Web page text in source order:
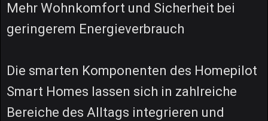
Mehr Wohnkomfort und Sicherheit bei
geringerem Energieverbrauch
Die smarten Komponenten des Homepilot
Smart Homes lassen sich in zahlreiche
Bereiche des Alltags integrieren und